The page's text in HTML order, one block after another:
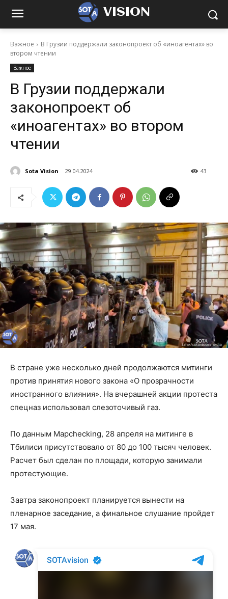
VISION
Важное
В Грузии поддержали законопроект об «иноагентах» во
втором чтении
Важное
В Грузии поддержали
законопроект об
«иноагентах» во втором
чтении
Sota Vision 29.04.2024 43
В стране уже несколько дней продолжаются митинги
против принятия нового закона «О прозрачности
иностранного влияния». На вчерашней акции протеста
спецназ использовал слезоточивый газ.
По данным Mapchecking, 28 апреля на митинге в
Тбилиси присутствовало от 80 до 100 тысяч человек.
Расчет был сделан по площади, которую занимали
протестующие.
Завтра законопроект планируется вынести на
пленарное заседание, а финальное слушание пройдет
17 мая.